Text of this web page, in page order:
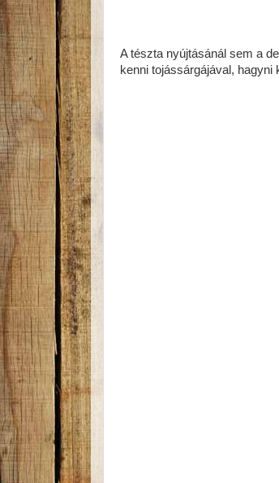
A tészta nyújtásánál sem a
kenni tojássárgájával, hagyni